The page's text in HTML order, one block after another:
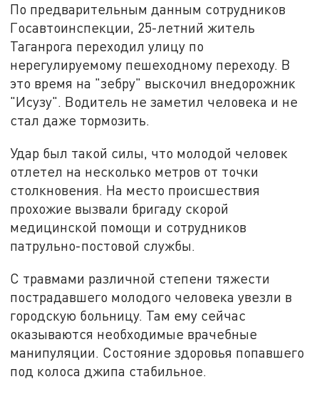
По предварительным данным сотрудников
Госавтоинспекции, 25-летний житель
Таганрога переходил улицу по
нерегулируемому пешеходному переходу. В
это время на "зебру" выскочил внедорожник
"Исузу". Водитель не заметил человека и не
стал даже тормозить.
Удар был такой силы, что молодой человек
отлетел на несколько метров от точки
столкновения. На место происшествия
прохожие вызвали бригаду скорой
медицинской помощи и сотрудников
патрульно-постовой службы.
С травмами различной степени тяжести
пострадавшего молодого человека увезли в
городскую больницу. Там ему сейчас
оказываются необходимые врачебные
манипуляции. Состояние здоровья попавшего
под колоса джипа стабильное.